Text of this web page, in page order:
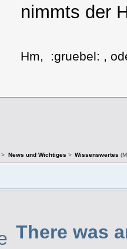
nimmts der
Hm, :gruebel: ,
> News und Wichtiges > Wissenswertes
There was